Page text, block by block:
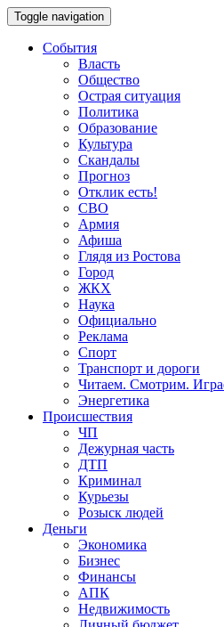
Toggle navigation
События
Власть
Общество
Острая ситуация
Политика
Образование
Культура
Скандалы
Прогноз
Отклик есть!
СВО
Армия
Афиша
Глядя из Ростова
Город
ЖКХ
Наука
Официально
Реклама
Спорт
Транспорт и дороги
Читаем. Смотрим.
Энергетика
Происшествия
ЧП
Дежурная часть
ДТП
Криминал
Курьезы
Розыск людей
Деньги
Экономика
Бизнес
Финансы
АПК
Недвижимость